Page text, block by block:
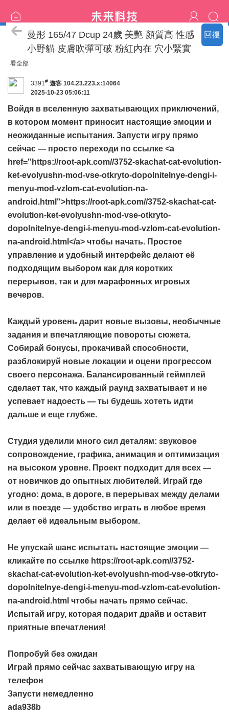
回復
臺北の新北名單
曼彤 165/47 Dcup 24歲 美艷 顏質高 性感
小野貓 皮膚吹彈可破 粉紅內在 穴小緊實
看全部
3391# 遊客 104.23.223.x:14064
2025-10-23 05:06:11
Войдя в вселенную захватывающих приключений,
в котором момент приносит настоящие эмоции и
неожиданные испытания. Запусти игру прямо
сейчас — просто переходи по ссылке <a
href="https://root-apk.com//3752-skachat-cat-evolution-
ket-evolyushn-mod-vse-otkryto-dopolnitelnye-dengi-i-
menyu-mod-vzlom-cat-evolution-na-
android.html">https://root-apk.com//3752-skachat-cat-
evolution-ket-evolyushn-mod-vse-otkryto-
dopolnitelnye-dengi-i-menyu-mod-vzlom-cat-evolution-
na-android.html</a> чтобы начать. Простое
управление и удобный интерфейс делают её
подходящим выбором как для коротких
перерывов, так и для марафонных игровых
вечеров.
Каждый уровень дарит новые вызовы, необычные
задания и впечатляющие повороты сюжета.
Собирай бонусы, прокачивай способности,
разблокируй новые локации и оцени прогрессом
своего персонажа. Балансированный геймплей
сделает так, что каждый раунд захватывает и не
успевает надоесть — ты будешь хотеть идти
дальше и еще глубже.
Студия уделили много сил деталям: звуковое
сопровождение, графика, анимация и оптимизация
на высоком уровне. Проект подходит для всех —
от новичков до опытных любителей. Играй где
угодно: дома, в дороге, в перерывах между делами
или в поезде — удобство играть в любое время
делает её идеальным выбором.
Не упускай шанс испытать настоящие эмоции —
кликайте по ссылке https://root-apk.com//3752-
skachat-cat-evolution-ket-evolyushn-mod-vse-otkryto-
dopolnitelnye-dengi-i-menyu-mod-vzlom-cat-evolution-
na-android.html чтобы начать прямо сейчас.
Испытай игру, которая подарит драйв и оставит
приятные впечатления!
Попробуй без ожидан
Играй прямо сейчас захватывающую игру на
телефон
Запусти немедленно
ada938b